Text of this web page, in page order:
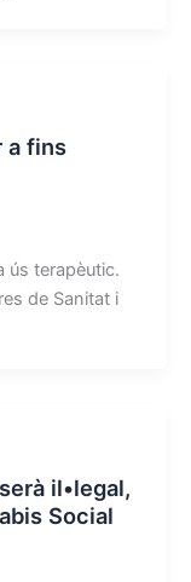
a fins
ús terapèutic.
de Sanitat i
il•legal,
Social